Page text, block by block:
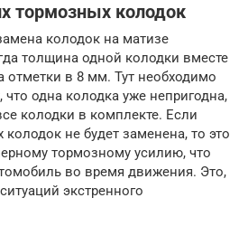
тормозных колодок
колодок на матизе
толщина одной колодки вместе
отметки в 8 мм. Тут необходимо
что одна колодка уже непригодна,
колодки в комплекте. Если
не будет заменена, то это
тормозному усилию, что
во время движения. Это,
экстренного